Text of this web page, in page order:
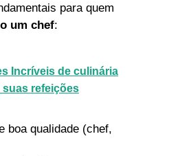
para quem
um chef:
Incríveis de culinária
refeições
boa qualidade (chef,